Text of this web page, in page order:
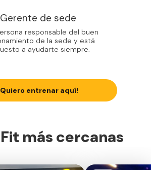
Gerente de sede
responsable del buen
de la sede y está
a ayudarte siempre.
entrenar aquí!
más cercanas